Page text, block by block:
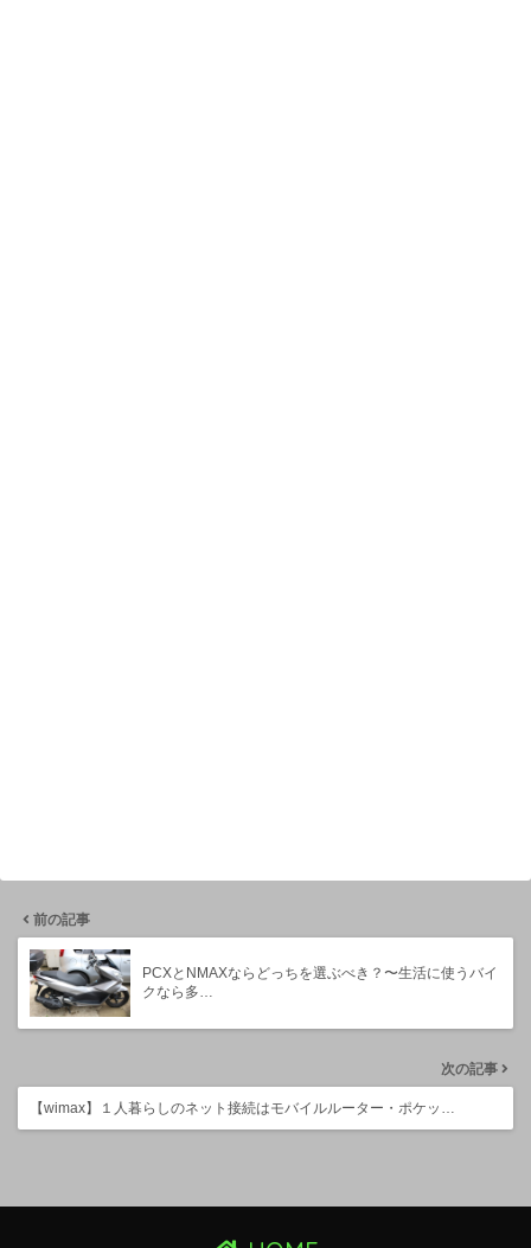
前の記事
PCXとNMAXならどっちを選ぶべき？〜生活に使うバイ
クなら多…
次の記事
【wimax】１人暮らしのネット接続はモバイルルーター・ポケッ…